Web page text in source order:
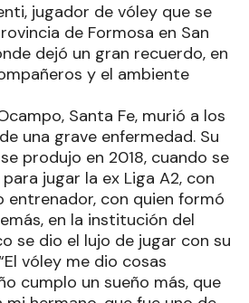
jugador de vóley que se
de Formosa en San
dejó un gran recuerdo, en
y el ambiente
Santa Fe, murió a los
una grave enfermedad. Su
produjo en 2018, cuando se
jugar la ex Liga A2, con
entrenador, con quien formó
en la institución del
se dio el lujo de jugar con su
vóley me dio cosas
cumplo un sueño más, que